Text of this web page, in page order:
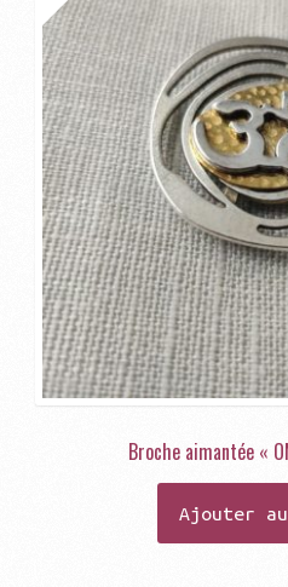
Broche aimantée «
Ajouter